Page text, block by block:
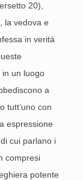
20),
la vedova e
in verità
in un luogo
a
tutt’uno con
espressione
cui parlano i
compresi
potente